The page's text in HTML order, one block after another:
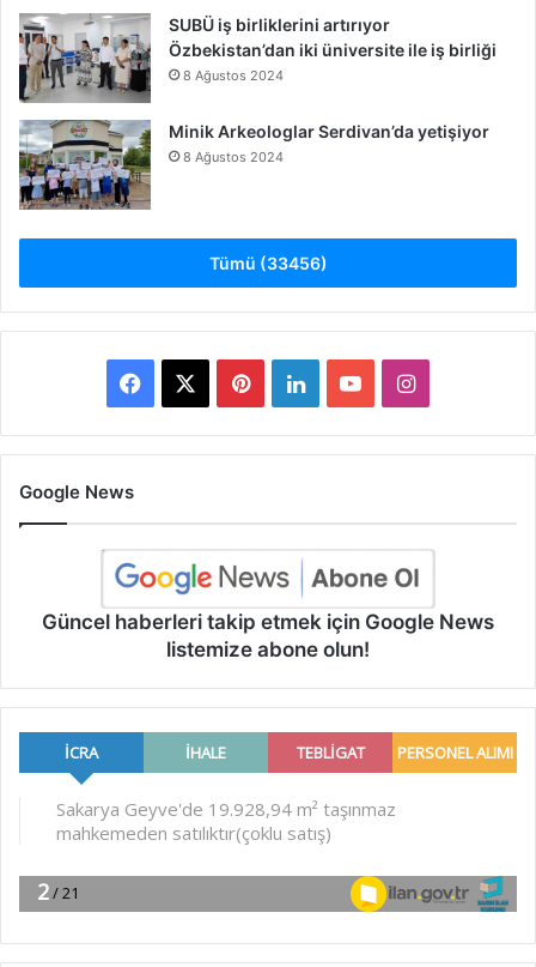
SUBÜ iş birliklerini artırıyor
Özbekistan’dan iki üniversite ile iş birliği
8 Ağustos 2024
Minik Arkeologlar Serdivan’da yetişiyor
8 Ağustos 2024
Tümü (33456)
Facebook PinterestLinkedInYouTubeInstagram
Google News
Güncel haberleri takip etmek için Google News
listemize abone olun!